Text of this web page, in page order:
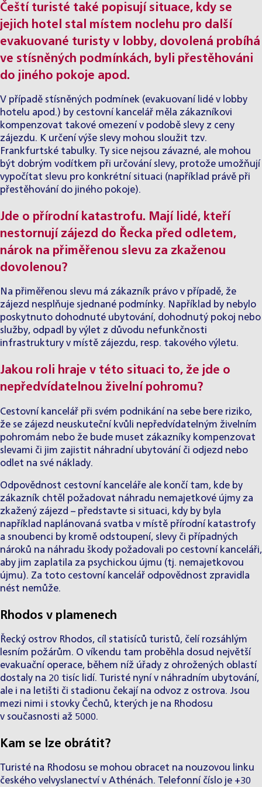
Čeští turisté také popisují situace, kdy se
jejich hotel stal místem noclehu pro další
evakuované turisty v lobby, dovolená probíhá
ve stísněných podmínkách, byli přestěhováni
do jiného pokoje apod.
V případě stísněných podmínek (evakuovaní lidé v lobby
hotelu apod.) by cestovní kancelář měla zákazníkovi
kompenzovat takové omezení v podobě slevy z ceny
zájezdu. K určení výše slevy mohou sloužit tzv.
Frankfurtské tabulky. Ty sice nejsou závazné, ale mohou
být dobrým vodítkem při určování slevy, protože umožňují
vypočítat slevu pro konkrétní situaci (například právě při
přestěhování do jiného pokoje).
Jde o přírodní katastrofu. Mají lidé, kteří
nestornují zájezd do Řecka před odletem,
nárok na přiměřenou slevu za zkaženou
dovolenou?
Na přiměřenou slevu má zákazník právo v případě, že
zájezd nesplňuje sjednané podmínky. Například by nebylo
poskytnuto dohodnuté ubytování, dohodnutý pokoj nebo
služby, odpadl by výlet z důvodu nefunkčnosti
infrastruktury v místě zájezdu, resp. takového výletu.
Jakou roli hraje v této situaci to, že jde o
nepředvídatelnou živelní pohromu?
Cestovní kancelář při svém podnikání na sebe bere riziko,
že se zájezd neuskuteční kvůli nepředvídatelným živelním
pohromám nebo že bude muset zákazníky kompenzovat
slevami či jim zajistit náhradní ubytování či odjezd nebo
odlet na své náklady.
Odpovědnost cestovní kanceláře ale končí tam, kde by
zákazník chtěl požadovat náhradu nemajetkové újmy za
zkažený zájezd – představte si situaci, kdy by byla
například naplánovaná svatba v místě přírodní katastrofy
a snoubenci by kromě odstoupení, slevy či případných
nároků na náhradu škody požadovali po cestovní kanceláři,
aby jim zaplatila za psychickou újmu (tj. nemajetkovou
újmu). Za toto cestovní kancelář odpovědnost zpravidla
nést nemůže.
Rhodos v plamenech
Řecký ostrov Rhodos, cíl statisíců turistů, čelí rozsáhlým
lesním požárům. O víkendu tam proběhla dosud největší
evakuační operace, během níž úřady z ohrožených oblastí
dostaly na 20 tisíc lidí. Turisté nyní v náhradním ubytování,
ale i na letišti či stadionu čekají na odvoz z ostrova. Jsou
mezi nimi i stovky Čechů, kterých je na Rhodosu
v současnosti až 5000.
Kam se lze obrátit?
Turisté na Rhodosu se mohou obracet na nouzovou linku
českého velvyslanectví v Athénách. Telefonní číslo je +30